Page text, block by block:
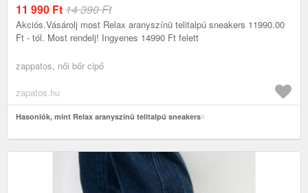
11 990 Ft14 390 Ft
Akciós.Vásárolj most Relax aranyszínü telitalpú sneakers 11990.00
Ft - tól. Most rendelj! Ingyenes 14990 Ft felett
zappatos, női bőr cipő
zapatos.hu
Hasonlók, mint Relax aranyszínü telitalpú sneakers